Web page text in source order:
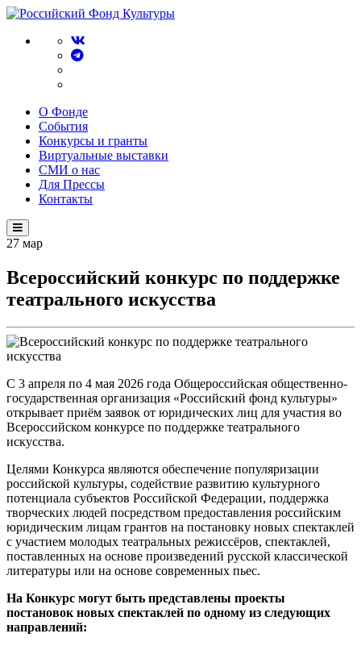
О Фонде
События
Конкурсы и гранты
Виртуальные выставки
СМИ о нас
Для Прессы
Контакты
27 мар
Всероссийский конкурс по поддержке
театрального искусства
С 3 апреля по 4 мая 2026 года Общероссийская общественно-
государственная организация «Российский фонд культуры»
открывает приём заявок от юридических лиц для участия во
Всероссийском конкурсе по поддержке театрального
искусства.
Целями Конкурса являются обеспечение популяризации
российской культуры, содействие развитию культурного
потенциала субъектов Российской Федерации, поддержка
творческих людей посредством предоставления российским
юридическим лицам грантов на постановку новых спектаклей
с участием молодых театральных режиссёров, спектаклей,
поставленных на основе произведений русской классической
литературы или на основе современных пьес.
На Конкурс могут быть представлены проекты
постановок новых спектаклей по одному из следующих
направлений: